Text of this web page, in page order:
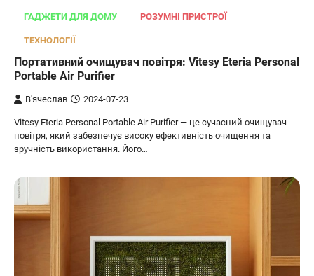
ГАДЖЕТИ ДЛЯ ДОМУ РОЗУМНІ ПРИСТРОЇ
ТЕХНОЛОГІЇ
Портативний очищувач повітря: Vitesy Eteria Personal
Portable Air Purifier
В'ячеслав 2024-07-23
Vitesy Eteria Personal Portable Air Purifier — це сучасний очищувач
повітря, який забезпечує високу ефективність очищення та
зручність використання. Його…